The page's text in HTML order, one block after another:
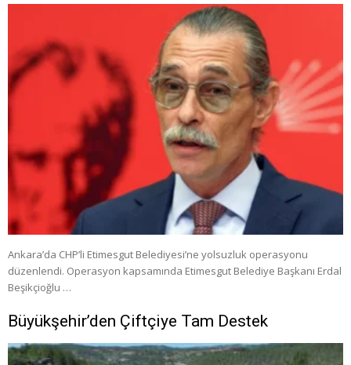
Ankara’da CHP’li Etimesgut Belediyesi’ne yolsuzluk operasyonu
düzenlendi. Operasyon kapsamında Etimesgut Belediye Başkanı Erdal
Beşikçioğlu …
Büyükşehir’den Çiftçiye Tam Destek